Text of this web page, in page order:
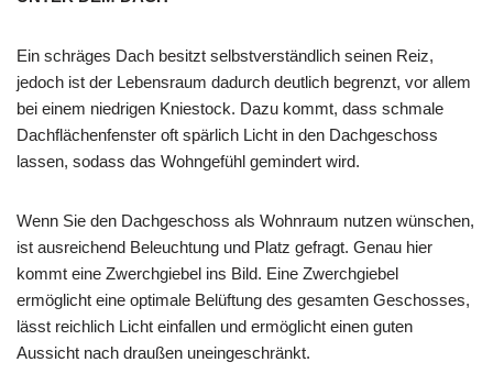
Ein schräges Dach besitzt selbstverständlich seinen Reiz,
jedoch ist der Lebensraum dadurch deutlich begrenzt, vor allem
bei einem niedrigen Kniestock. Dazu kommt, dass schmale
Dachflächenfenster oft spärlich Licht in den Dachgeschoss
lassen, sodass das Wohngefühl gemindert wird.
Wenn Sie den Dachgeschoss als Wohnraum nutzen wünschen,
ist ausreichend Beleuchtung und Platz gefragt. Genau hier
kommt eine Zwerchgiebel ins Bild. Eine Zwerchgiebel
ermöglicht eine optimale Belüftung des gesamten Geschosses,
lässt reichlich Licht einfallen und ermöglicht einen guten
Aussicht nach draußen uneingeschränkt.